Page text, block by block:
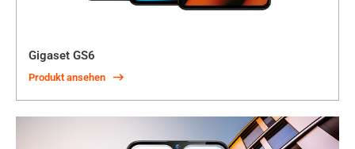
Gigaset GS6
Produkt ansehen